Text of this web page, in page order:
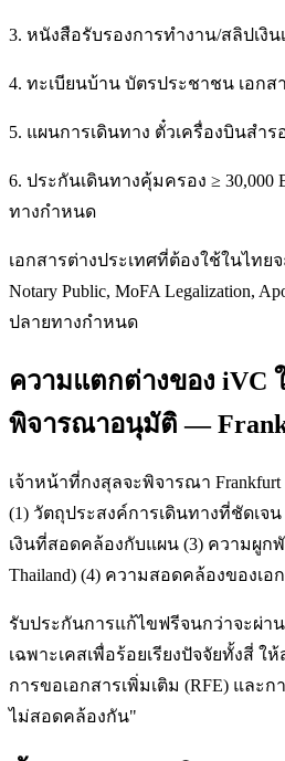
3. หนังสือรับรองการทำงาน/สลิปเงิน
4. ทะเบียนบ้าน บัตรประชาชน เอก
5. แผนการเดินทาง ตั๋วเครื่องบินสำ
6. ประกันเดินทางคุ้มครอง ≥ 30,000
ทางกำหนด
เอกสารต่างประเทศที่ต้องใช้ในไทย
Notary Public, MoFA Legalization,
ปลายทางกำหนด
ความแตกต่างของ iVC
พิจารณาอนุมัติ —
เจ้าหน้าที่กงสุลจะพิจารณา
(1) วัตถุประสงค์การเดินทางที่ชัดเจ
เงินที่สอดคล้องกับแผน (3) ความผูกพั
Thailand) (4) ความสอดคล้องของเอ
รับประกันการแก้ไขฟรีจนกว่าจะผ่าน
เฉพาะเคสเพื่อร้อยเรียงปัจจัยทั้งสี่ ใ
การขอเอกสารเพิ่มเติม (RFE) และก
ไม่สอดคล้องกัน"